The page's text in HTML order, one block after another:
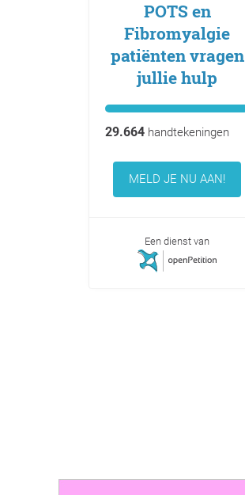
POTS en
Fibromyalgie
patiënten vragen
jullie hulp
29.664handtekeningen
MELD JE NU AAN!
Een dienst van